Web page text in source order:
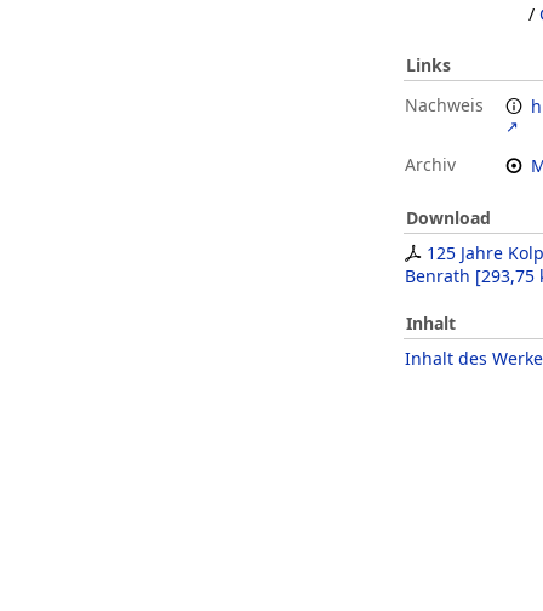
/
Links
Nachweis
Archiv
Download
125 Jahre
Benrath [293,75
Inhalt
Inhalt des